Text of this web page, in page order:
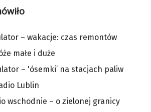
– wakacje: czas remontów
małe i duże
– 'ósemki’ na stacjach paliw
Lublin
wschodnie – o zielonej granicy